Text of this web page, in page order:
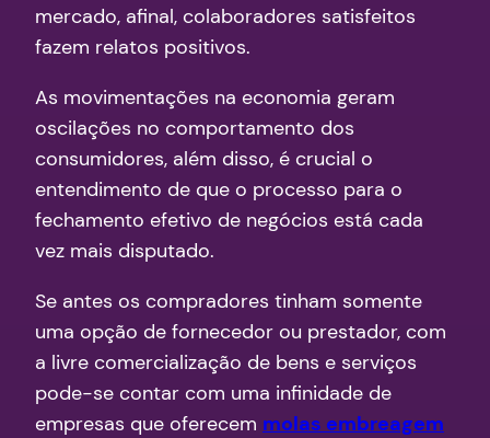
mercado, afinal, colaboradores satisfeitos
fazem relatos positivos.
As movimentações na economia geram
oscilações no comportamento dos
consumidores, além disso, é crucial o
entendimento de que o processo para o
fechamento efetivo de negócios está cada
vez mais disputado.
Se antes os compradores tinham somente
uma opção de fornecedor ou prestador, com
a livre comercialização de bens e serviços
pode-se contar com uma infinidade de
empresas que oferecem molas embreagem